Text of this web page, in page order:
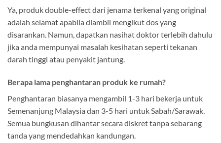
Ya, produk double-effect dari jenama terkenal yang original
adalah selamat apabila diambil mengikut dos yang
disarankan. Namun, dapatkan nasihat doktor terlebih dahulu
jika anda mempunyai masalah kesihatan seperti tekanan
darah tinggi atau penyakit jantung.
Berapa lama penghantaran produk ke rumah?
Penghantaran biasanya mengambil 1-3 hari bekerja untuk
Semenanjung Malaysia dan 3-5 hari untuk Sabah/Sarawak.
Semua bungkusan dihantar secara diskret tanpa sebarang
tanda yang mendedahkan kandungan.